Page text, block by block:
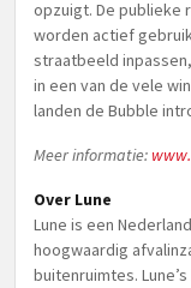
opzuigt. De publieke
worden actief
straatbeeld
in een van de vele
landen de Bubble
Meer informatie:
Over Lune
Lune is een
hoogwaardig
buitenruimtes.